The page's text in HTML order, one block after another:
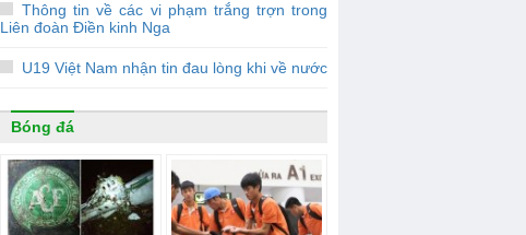
Thông tin về các vi phạm trắng trợn trong
Liên đoàn Điền kinh Nga
U19 Việt Nam nhận tin đau lòng khi về nước
Bóng đá